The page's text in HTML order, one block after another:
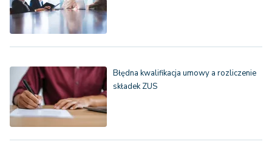
Błędna kwalifikacja umowy a rozliczenie
składek ZUS